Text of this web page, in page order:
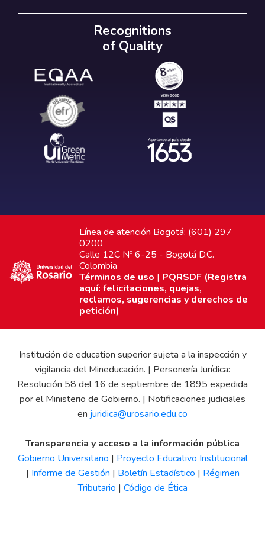
Recognitions
of Quality
Línea de atención Bogotá: (601) 297
0200
Calle 12C Nº 6-25 - Bogotá D.C.
Colombia
Términos de uso | PQRSDF (Registra
aquí: felicitaciones, quejas,
reclamos, sugerencias y derechos de
petición)
Institución de education superior sujeta a la inspección y
vigilancia del Mineducación. | Personería Jurídica:
Resolución 58 del 16 de septiembre de 1895 expedida
por el Ministerio de Gobierno. | Notificaciones judiciales
en juridica@urosario.edu.co
Transparencia y acceso a la información pública
Gobierno Universitario | Proyecto Educativo Institucional
| Informe de Gestión | Boletín Estadístico | Régimen
Tributario | Código de Ética